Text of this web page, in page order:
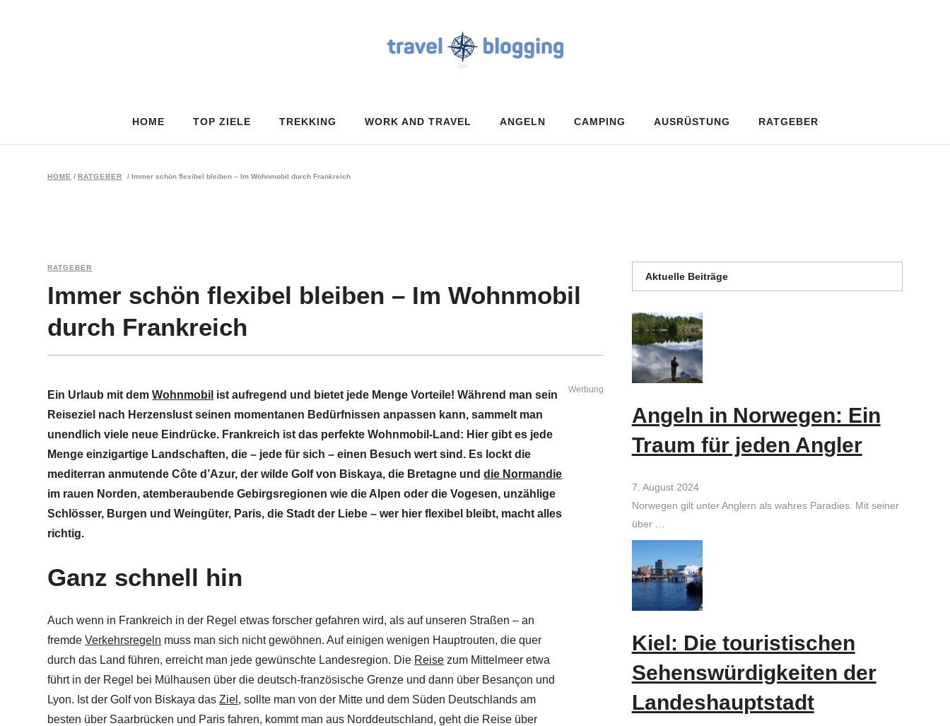
HOME TOP ZIELE TREKKING WORK AND TRAVEL ANGELN CAMPING AUSRÜSTUNG RATGEBER
HOME / RATGEBER / Immer schön flexibel bleiben – Im Wohnmobil durch Frankreich
RATGEBER
Immer schön flexibel bleiben – Im Wohnmobil
durch Frankreich
Ein Urlaub mit demWohnmobil ist aufregend und bietet jede Menge Vorteile! Während man sein
Reiseziel nach Herzenslust seinen momentanen Bedürfnissen anpassen kann, sammelt man
unendlich viele neue Eindrücke. Frankreich ist das perfekte Wohnmobil-Land: Hier gibt es jede
Menge einzigartige Landschaften, die – jede für sich – einen Besuch wert sind. Es lockt die
mediterran anmutende Côte d’Azur, der wilde Golf von Biskaya, die Bretagne unddie Normandie
im rauen Norden, atemberaubende Gebirgsregionen wie die Alpen oder die Vogesen, unzählige
Schlösser, Burgen und Weingüter, Paris, die Stadt der Liebe – wer hier flexibel bleibt, macht alles
richtig.
Ganz schnell hin
Auch wenn in Frankreich in der Regel etwas forscher gefahren wird, als auf unseren Straßen – an
fremdeVerkehrsregeln muss man sich nicht gewöhnen. Auf einigen wenigen Hauptrouten, die quer
durch das Land führen, erreicht man jede gewünschte Landesregion. Die Reise zum Mittelmeer etwa
führt in der Regel bei Mülhausen über die deutsch-französische Grenze und dann über Besançon und
Lyon. Ist der Golf von Biskaya dasZiel , sollte man von der Mitte und dem Süden Deutschlands am
besten über Saarbrücken und Paris fahren, kommt man aus Norddeutschland, geht die Reise über
Werbung
Aktuelle Beiträge
Angeln in Norwegen: Ein
Traum für jeden Angler
7. August 2024
Norwegen gilt unter Anglern als wahres Paradies. Mit seiner
über …
Kiel: Die touristischen
Sehenswürdigkeiten der
Landeshauptstadt